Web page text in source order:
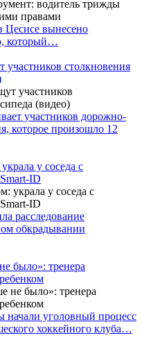
Цесисе вынесено
который…
участников столкновения
участников дорожно-
которое произошло 12
у соседа с
ID
расследование
обкрадывании
было»: тренера
начали уголовный процесс
хоккейного клуба…